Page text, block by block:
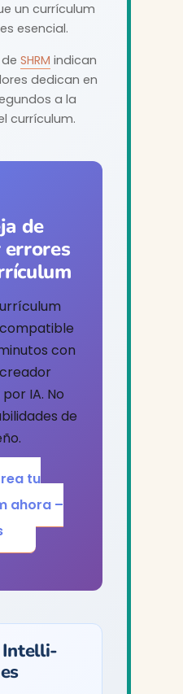
un currículum
esencial.
SHRM indican
dedican en
a la
currículum.
de
errores
con
IA. No
de
tu
ahora –
Intelli-